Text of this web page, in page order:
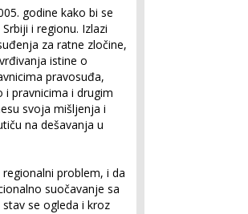
godine kako bi se
i regionu. Izlazi
za ratne zločine,
istine o
pravosuđa,
i pravnicima i drugim
svoja mišljenja i
na dešavanja u
problem, i da
suočavanje sa
se ogleda i kroz